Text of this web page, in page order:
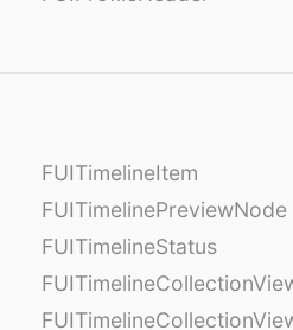
FUITimelineItem
FUITimelinePreviewNode
FUITimelineStatus